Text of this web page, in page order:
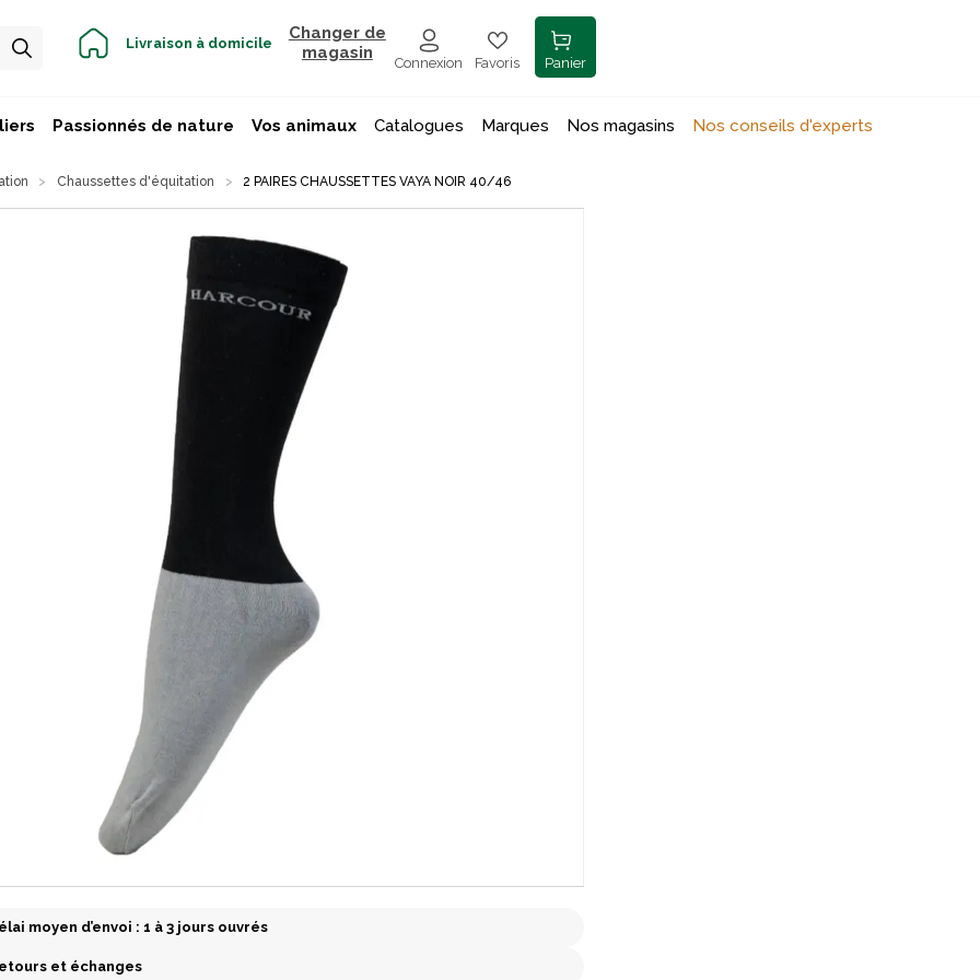
Livraison à domicile
Changer de
magasin
Connexion Favoris Panier
Passionnés de nature Vos animaux Catalogues Marques Nos magasins Nos conseils d'experts
Chaussettes d'équitation 2 PAIRES CHAUSSETTES VAYA NOIR 40/46
moyen d’envoi : 1 à 3 jours ouvrés
et échanges